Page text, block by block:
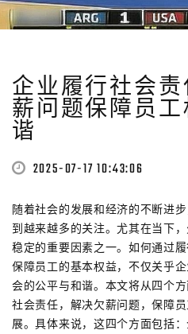
企业履行社会
薪问题保障员
谐
2025-07-17 10:43:06
随着社会的发展和经济的不断进
到越来越多的关注。尤其在当下
稳定的重要因素之一。如何通过
保障员工的基本权益，不仅关乎
会的公平与和谐。本文将从四个
社会责任，解决欠薪问题，保障
展。具体来说，这四个方面包括